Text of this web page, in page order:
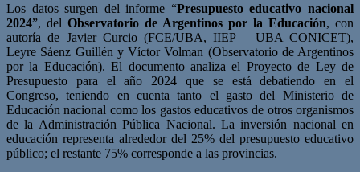
Los datos surgen del informe “Presupuesto educativo nacional
2024”, del Observatorio de Argentinos por la Educación, con
autoría de Javier Curcio (FCE/UBA, IIEP – UBA CONICET),
Leyre Sáenz Guillén y Víctor Volman (Observatorio de Argentinos
por la Educación). El documento analiza el Proyecto de Ley de
Presupuesto para el año 2024 que se está debatiendo en el
Congreso, teniendo en cuenta tanto el gasto del Ministerio de
Educación nacional como los gastos educativos de otros organismos
de la Administración Pública Nacional. La inversión nacional en
educación representa alrededor del 25% del presupuesto educativo
público; el restante 75% corresponde a las provincias.